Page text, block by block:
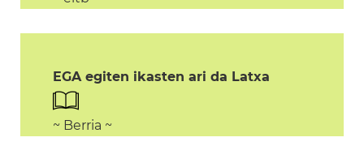
EGA egiten ikasten ari da Latxa
~ Berria ~